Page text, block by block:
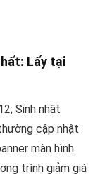
Lấy tại
Sinh nhật
cập nhật
màn hình.
trình giảm giá